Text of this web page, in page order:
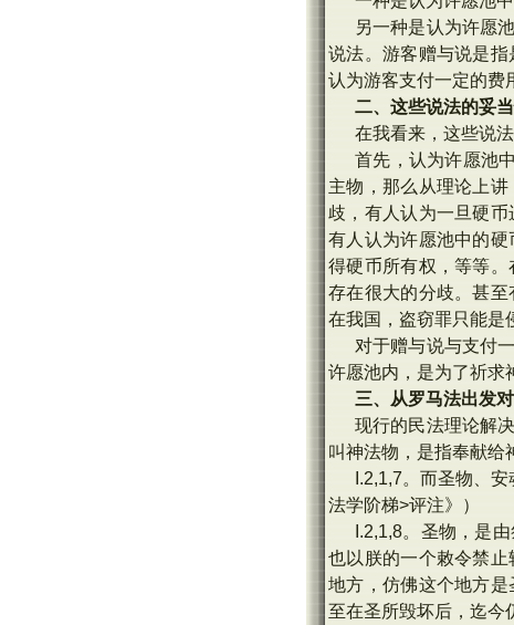
另一种是认为许愿
说法。游客赠与说是
认为游客支付一定的费
二、这些说法的妥
在我看来，这些说
首先，认为许愿池
主物，那么从理论上
歧，有人认为一旦硬
有人认为许愿池中的
得硬币所有权，等等
存在很大的分歧。甚
在我国，盗窃罪只能是
对于赠与说与支付
许愿池内，是为了祈求
三、从罗马法出发
现行的民法理论解
叫神法物，是指奉献给
I.2,1,7。而圣物、
法学阶梯>评注》）
I.2,1,8。圣物，是
也以朕的一个敕令禁
地方，仿佛这个地方
至在圣所毁坏后，迄今